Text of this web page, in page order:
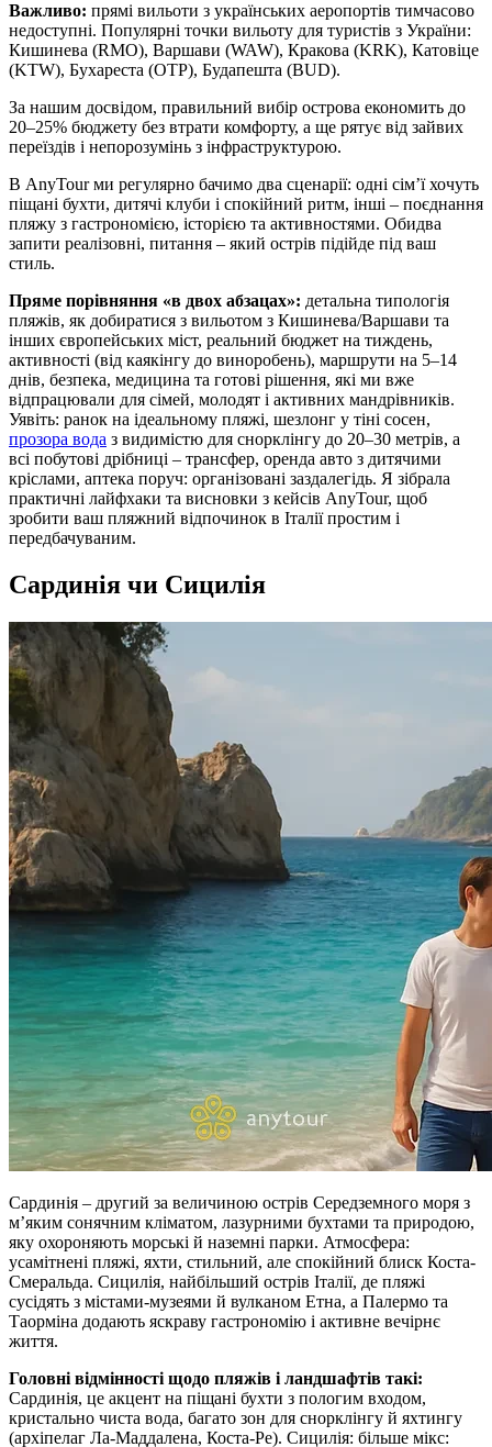
Важливо: прямі вильоти з українських аеропортів тимчасово
недоступні. Популярні точки вильоту для туристів з України:
Кишинева (RMO), Варшави (WAW), Кракова (KRK), Катовіце
(KTW), Бухареста (OTP), Будапешта (BUD).
За нашим досвідом, правильний вибір острова економить до
20–25% бюджету без втрати комфорту, а ще рятує від зайвих
переїздів і непорозумінь з інфраструктурою.
В AnyTour ми регулярно бачимо два сценарії: одні сім’ї хочуть
піщані бухти, дитячі клуби і спокійний ритм, інші – поєднання
пляжу з гастрономією, історією та активностями. Обидва
запити реалізовні, питання – який острів підійде під ваш
стиль.
Пряме порівняння «в двох абзацах»: детальна типологія
пляжів, як добиратися з вильотом з Кишинева/Варшави та
інших європейських міст, реальний бюджет на тиждень,
активності (від каякінгу до виноробень), маршрути на 5–14
днів, безпека, медицина та готові рішення, які ми вже
відпрацювали для сімей, молодят і активних мандрівників.
Уявіть: ранок на ідеальному пляжі, шезлонг у тіні сосен,
прозора вода з видимістю для снорклінгу до 20–30 метрів, а
всі побутові дрібниці – трансфер, оренда авто з дитячими
кріслами, аптека поруч: організовані заздалегідь. Я зібрала
практичні лайфхаки та висновки з кейсів AnyTour, щоб
зробити ваш пляжний відпочинок в Італії простим і
передбачуваним.
Сардинія чи Сицилія
Сардинія – другий за величиною острів Середземного моря з
м’яким сонячним кліматом, лазурними бухтами та природою,
яку охороняють морські й наземні парки. Атмосфера:
усамітнені пляжі, яхти, стильний, але спокійний блиск Коста-
Смеральда. Сицилія, найбільший острів Італії, де пляжі
сусідять з містами-музеями й вулканом Етна, а Палермо та
Таорміна додають яскраву гастрономію і активне вечірнє
життя.
Головні відмінності щодо пляжів і ландшафтів такі:
Сардинія, це акцент на піщані бухти з пологим входом,
кристально чиста вода, багато зон для снорклінгу й яхтингу
(архіпелаг Ла-Маддалена, Коста-Ре). Сицилія: більше мікс: